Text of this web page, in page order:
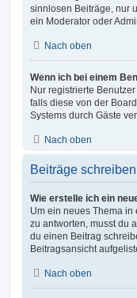
sinnlosen Beiträge, nur
ein Moderator oder
Nach oben
Wenn ich bei einem
Nur registrierte
falls diese von der
Systems durch Gäste
Nach oben
Beiträge schreiben
Wie erstelle ich ein
Um ein neues Thema in
zu antworten, musst du
du einen Beitrag
Beitragsansicht
Nach oben